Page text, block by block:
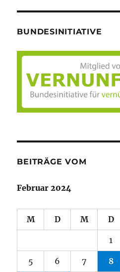
BUNDESINITIATIVE
BEITRÄGE VOM
Februar 2024
M D M D
1
5 6 7 8